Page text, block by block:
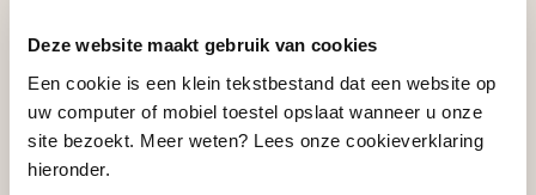
Deze website maakt gebruik van cookies
Een cookie is een klein tekstbestand dat een website op
uw computer of mobiel toestel opslaat wanneer u onze
site bezoekt. Meer weten? Lees onze cookieverklaring
hieronder.
dat werd geschreven door Manoushka Zeegelaar
Breeveld en Jibbe Willems. Yariv Vroom zorgde als
componist voor een muzikale mix van klassieke
strijkers, explosieve percussie en elektronische
sounds om het verhaal te versterken. De cast